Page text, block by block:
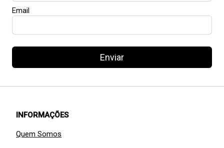
Email
Enviar
INFORMAÇÕES
Quem Somos